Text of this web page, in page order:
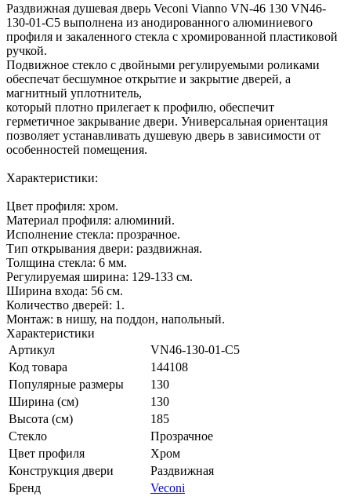
Раздвижная душевая дверь Veconi Vianno VN-46 130 VN46-
130-01-C5 выполнена из анодированного алюминиевого
профиля и закаленного стекла с хромированной пластиковой
ручкой.
Подвижное стекло с двойными регулируемыми роликами
обеспечат бесшумное открытие и закрытие дверей, а
магнитный уплотнитель,
который плотно прилегает к профилю, обеспечит
герметичное закрывание двери. Универсальная ориентация
позволяет устанавливать душевую дверь в зависимости от
особенностей помещения.
Характеристики:
Цвет профиля: хром.
Материал профиля: алюминий.
Исполнение стекла: прозрачное.
Тип открывания двери: раздвижная.
Толщина стекла: 6 мм.
Регулируемая ширина: 129-133 см.
Ширина входа: 56 см.
Количество дверей: 1.
Монтаж: в нишу, на поддон, напольный.
Характеристики
Артикул
VN46-130-01-C5
Код товара
144108
Популярные размеры
130
Ширина (см)
130
Высота (см)
185
Стекло
Прозрачное
Цвет профиля
Хром
Конструкция двери
Раздвижная
Бренд
Veconi